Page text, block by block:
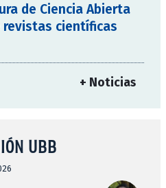
de Ciencia Abierta
revistas científicas
+ Noticias
UBB